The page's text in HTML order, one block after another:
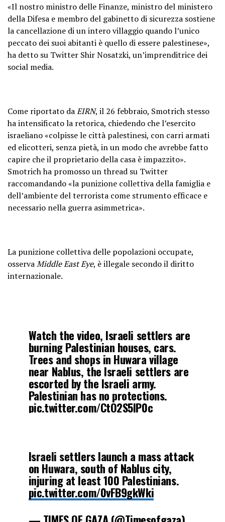
«Il nostro ministro delle Finanze, ministro del ministero
della Difesa e membro del gabinetto di sicurezza sostiene
la cancellazione di un intero villaggio quando l’unico
peccato dei suoi abitanti è quello di essere palestinese»,
ha detto su Twitter Shir Nosatzki, un’imprenditrice dei
social media.
Come riportato daEIRN, il 26 febbraio, Smotrich stesso
ha intensificato la retorica, chiedendo che l’esercito
israeliano «colpisse le città palestinesi, con carri armati
ed elicotteri, senza pietà, in un modo che avrebbe fatto
capire che il proprietario della casa è impazzito».
Smotrich ha promosso un thread su Twitter
raccomandando «la punizione collettiva della famiglia e
dell’ambiente del terrorista come strumento efficace e
necessario nella guerra asimmetrica».
La punizione collettiva delle popolazioni occupate,
osservaMiddle East Eye, è illegale secondo il diritto
internazionale.
Watch the video, Israeli settlers are
burning Palestinian houses, cars.
Trees and shops in Huwara village
near Nablus, the Israeli settlers are
escorted by the Israeli army.
Palestinian has no protections.
pic.twitter.com/CtO2S5lP0c
lsraeli settlers launch a mass attack
on Huwara, south of Nablus city,
injuring at least 100 Palestinians.
pic.twitter.com/0vFB9gkWki